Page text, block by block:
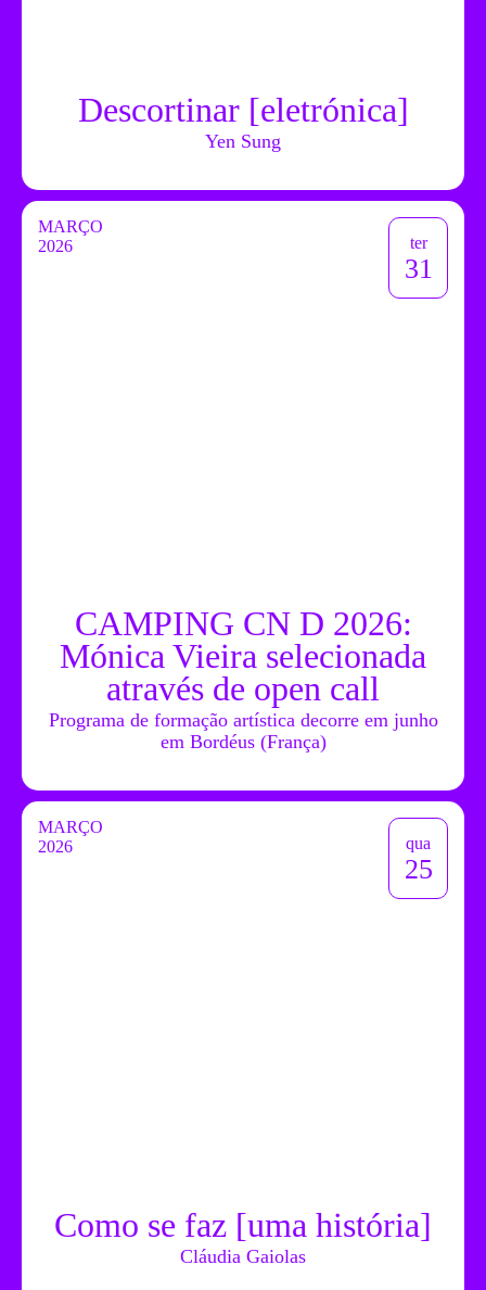
Descortinar [eletrónica]
Yen Sung
MARÇO
2026
ter
31
CAMPING CN D 2026:
Mónica Vieira selecionada
através de open call
Programa de formação artística decorre em junho
em Bordéus (França)
MARÇO
2026
qua
25
Como se faz [uma história]
Cláudia Gaiolas